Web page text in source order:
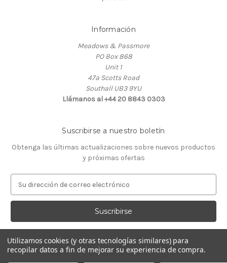
Información
Meadows & Passmore
PO Box 868
Unit 1
47a Scotts Road
Southall UB3 9YU
Llámanos al +44 20 8843 0303
Suscribirse a nuestro boletín
Obtenga las últimas actualizaciones sobre nuevos productos
y próximas ofertas
r
c
i
ó
Utilizamos cookies (y otras tecnologías similares) para
recopilar datos a fin de mejorar su experiencia de compra.